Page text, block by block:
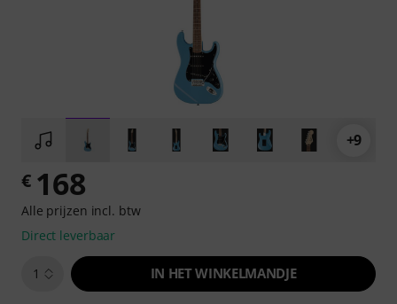
+9
€ 168
Alle prijzen incl. btw
Direct leverbaar
1 IN HET WINKELMANDJE